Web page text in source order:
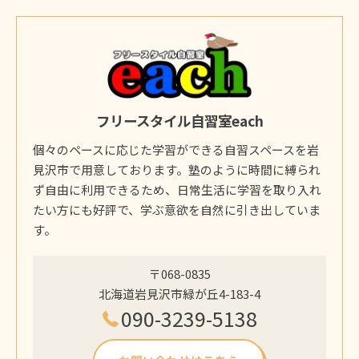
フリースタイル自習室each
個々のペースに応じた学習ができる自習スペースを岩
見沢市で用意しております。塾のように時間に縛られ
ず自由に利用できるため、日常生活に学習を取り入れ
たい方にも好評で、学ぶ意欲を自然に引き出していま
す。
〒068-0835
北海道岩見沢市緑が丘4-183-4
090-3239-5138